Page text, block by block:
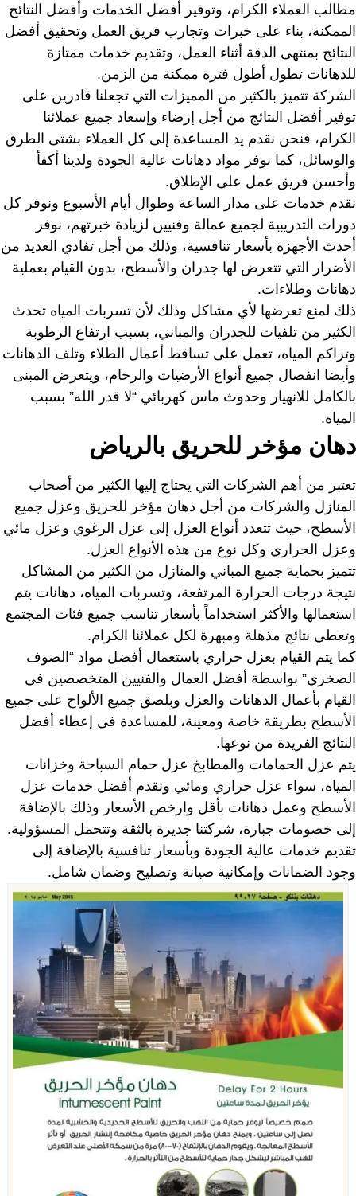
مطالب العملاء الكرام، وتوفير أفضل الخدمات وأفضل النتائج
الممكنة، بناء على خبرات وتجارب فريق العمل وتحقيق أفضل
النتائج بمنتهى الدقة أثناء العمل، وتقديم خدمات ممتازة
للدهانات تطول أطول فترة ممكنة من الزمن.
الشركة تتميز بالكثير من المميزات التي تجعلنا قادرين على
توفير أفضل النتائج من أجل إرضاء وإسعاد جميع عملائنا
الكرام، فنحن نقدم يد المساعدة إلى كل العملاء بشتى الطرق
والوسائل، كما نوفر مواد دهانات عالية الجودة ولدينا أكفأ
وأحسن فريق عمل على الإطلاق.
نقدم خدمات على مدار الساعة وطوال أيام الأسبوع ونوفر كل
دورات التدريبية لجميع عمالة وفنيين لزيادة خبرتهم، نوفر
أحدث الأجهزة بأسعار تنافسية، وذلك من أجل تفادي العديد من
الأضرار التي تتعرض لها جدران والأسطح، بدون القيام بعملية
دهانات وطلاءات.
ذلك لمنع تعرضها لأي مشاكل وذلك لأن تسربات المياه تحدث
الكثير من تلفيات للجدران والمباني، بسبب ارتفاع الرطوبة
وتراكم المياه، تعمل على تساقط أعمال الطلاء وتلف الدهانات
وأيضا انفصال جميع أنواع الأرضيات والرخام، ويتعرض المبنى
بالكامل للانهيار وحدوث ماس كهربائي “لا قدر الله” بسبب
المياه.
دهان مؤخر للحريق بالرياض
تعتبر من أهم الشركات التي يحتاج إليها الكثير من أصحاب
المنازل والشركات من أجل دهان مؤخر للحريق وعزل جميع
الأسطح، حيث تتعدد أنواع العزل إلى عزل الرغوي وعزل مائي
وعزل الحراري وكل نوع من هذه الأنواع العزل.
تتميز بحماية جميع المباني والمنازل من الكثير من المشاكل
نتيجة درجات الحرارة المرتفعة، وتسربات المياه، دهانات يتم
استعمالها والأكثر استخداماً بأسعار تناسب جميع فئات المجتمع
وتعطي نتائج مذهلة ومبهرة لكل عملائنا الكرام.
كما يتم القيام بعزل حراري باستعمال أفضل مواد “الصوف
الصخري” بواسطة أفضل العمال والفنيين المتخصصين في
القيام بأعمال الدهانات والعزل وبلصق جميع الألواح على جميع
الأسطح بطريقة خاصة ومعينة، للمساعدة في إعطاء أفضل
النتائج الفريدة من نوعها.
يتم عزل الحمامات والمطابخ عزل حمام السباحة وخزانات
المياه، سواء عزل حراري ومائي ونقدم أفضل خدمات عزل
الأسطح وعمل دهانات بأقل وارخص الأسعار وذلك بالإضافة
إلى خصومات جبارة، شركتنا جديرة بالثقة وتتحمل المسؤولية.
تقديم خدمات عالية الجودة وبأسعار تنافسية بالإضافة إلى
وجود الضمانات وإمكانية صيانة وتصليح وضمان شامل.